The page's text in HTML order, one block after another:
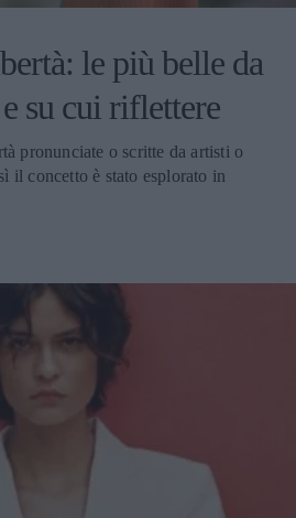
le più belle da
su cui riflettere
pronunciate o scritte da artisti o
il concetto è stato esplorato in